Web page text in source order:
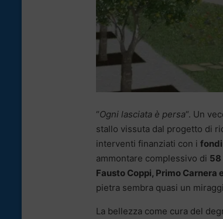
“Ogni lasciata è persa“. Un
stallo vissuta dal progetto di
interventi finanziati con i fondi
ammontare complessivo di 58
Fausto Coppi, Primo Carnera
pietra sembra quasi un
La bellezza come cura del